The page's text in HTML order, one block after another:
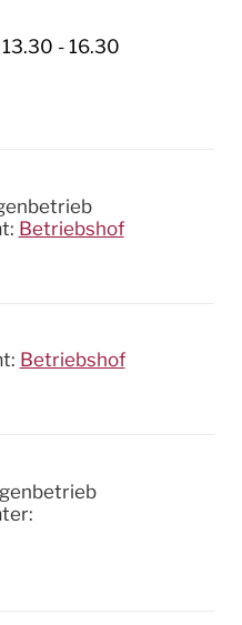
- 16.30
: Betriebshof
: Betriebshof
: